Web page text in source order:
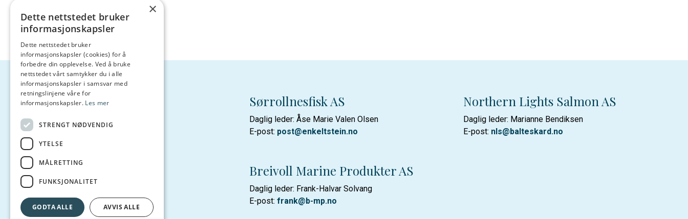
Trollvika Drift AS Sørrollnesfisk AS
Daglig leder: Åse Marie Valen Olsen
E-post: post@enkeltstein.no
Northern Lights Salmon AS
Daglig leder: Marianne Bendiksen
E-post: nls@balteskard.no
Fjordsmolt AS
E-post:post@fjordsmolt.no
Breivoll Marine Produkter AS
Daglig leder: Frank-Halvar Solvang
E-post: frank@b-mp.no
×
Dette nettstedet bruker
informasjonskapsler
Dette nettstedet bruker
informasjonskapsler (cookies) for å
forbedre din opplevelse. Ved å bruke
nettstedet vårt samtykker du i alle
informasjonskapsler i samsvar med
retningslinjene våre for
informasjonskapsler. Les mer
STRENGT NØDVENDIG
YTELSE
MÅLRETTING
FUNKSJONALITET
GODTA ALLE AVVIS ALLE